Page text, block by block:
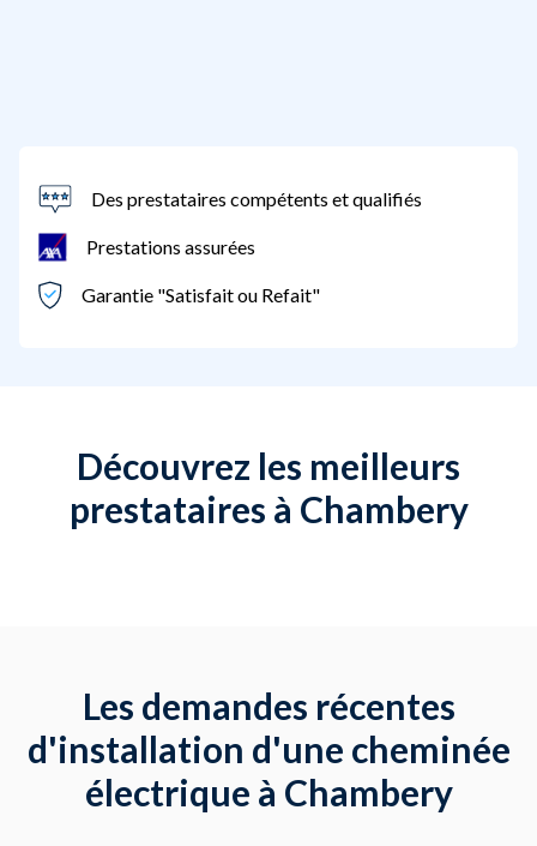
Des prestataires compétents et qualifiés
Prestations assurées
Garantie "Satisfait ou Refait"
Découvrez les meilleurs
prestataires à Chambery
Les demandes récentes
d'installation d'une cheminée
électrique à Chambery